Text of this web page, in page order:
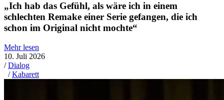
„Ich hab das Gefühl, als wäre ich in einem
schlechten Remake einer Serie gefangen, die ich
schon im Original nicht mochte“
Mehr lesen
10. Juli 2026
/Dialog
/Kabarett